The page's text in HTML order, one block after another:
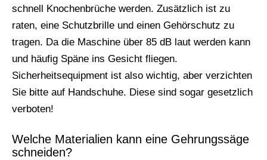
schnell Knochenbrüche werden. Zusätzlich ist zu
raten, eine Schutzbrille und einen Gehörschutz zu
tragen. Da die Maschine über 85 dB laut werden kann
und häufig Späne ins Gesicht fliegen.
Sicherheitsequipment ist also wichtig, aber verzichten
Sie bitte auf Handschuhe. Diese sind sogar gesetzlich
verboten!
Welche Materialien kann eine Gehrungssäge
schneiden?